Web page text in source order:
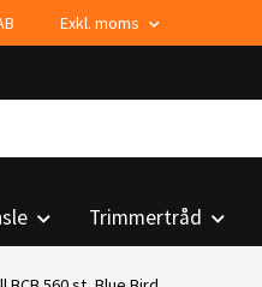
Exkl. moms
Trimmertråd